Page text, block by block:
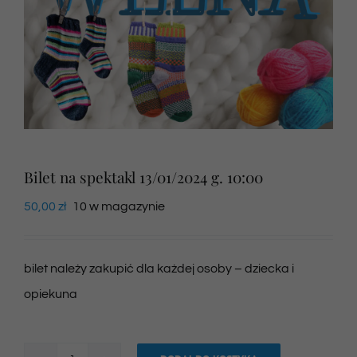
Newsletter
SKLEP VOD
Bilet na spektakl 13/01/2024 g. 10:00
50,00 zł 10 w magazynie
bilet należy zakupić dla każdej osoby – dziecka i
opiekuna